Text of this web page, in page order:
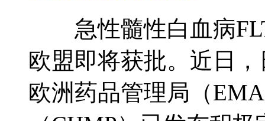
急性髓性白血病
欧盟即将获批。近日
欧洲药品管理局（